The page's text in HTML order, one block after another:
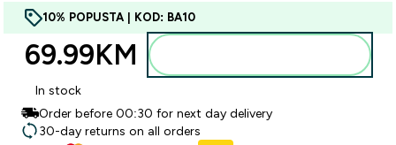
10% POPUSTA | KOD: BA10
69.99KM‎
In stock
Order before 00:30 for next day delivery
30-day returns on all orders